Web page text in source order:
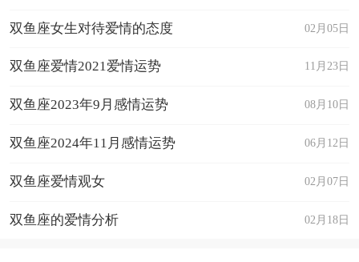
02月05日
双鱼座女生对待爱情的态度
11月23日
双鱼座爱情2021爱情运势
08月10日
双鱼座2023年9月感情运势
06月12日
双鱼座2024年11月感情运势
02月07日
双鱼座爱情观女
02月18日
双鱼座的爱情分析